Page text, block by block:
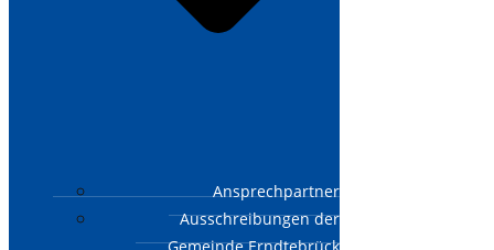
Ansprechpartner
Ausschreibungen der
Gemeinde Erndtebrück